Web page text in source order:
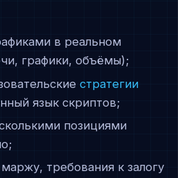
в реальном
графики, объёмы);
стратегии
язык скриптов;
позициями
требования к залогу